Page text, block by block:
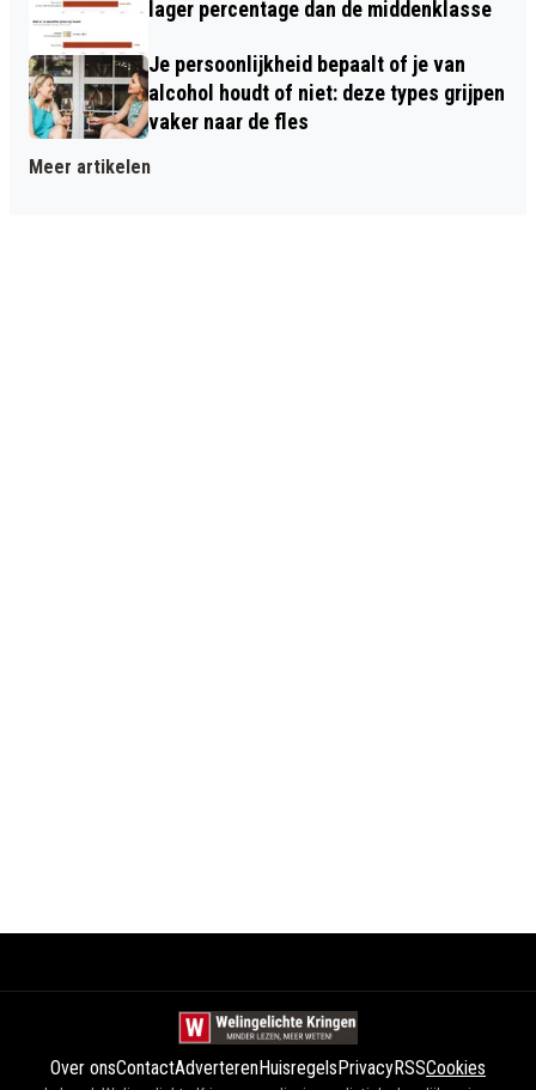
lager percentage dan de middenklasse
Je persoonlijkheid bepaalt of je van
alcohol houdt of niet: deze types grijpen
vaker naar de fles
Meer artikelen
Over onsContactAdverterenHuisregels PrivacyRSSCookies